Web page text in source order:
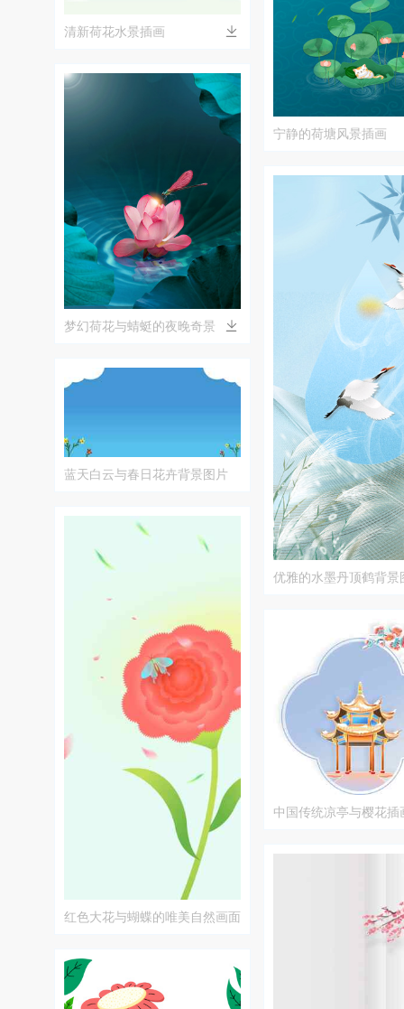
清新荷花水景插画
梦幻荷花与蜻蜓的夜晚奇景
蓝天白云与春日花卉背景图片
红色大花与蝴蝶的唯美自然画面
宁静的荷塘风景插画
优雅的水墨丹顶鹤背景
中国传统凉亭与樱花插